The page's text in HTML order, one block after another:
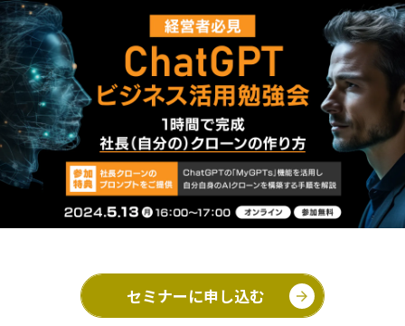
セミナーに申し込む